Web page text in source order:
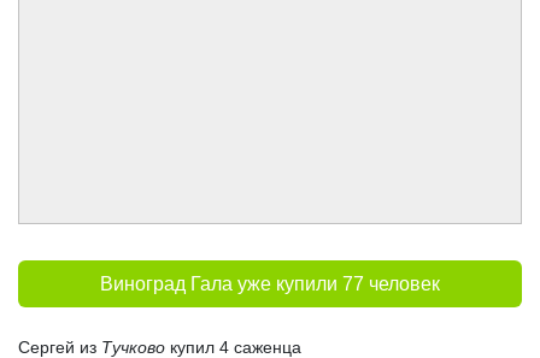
Виноград Гала уже купили 77 человек
Сергей из Тучково купил 4 саженца